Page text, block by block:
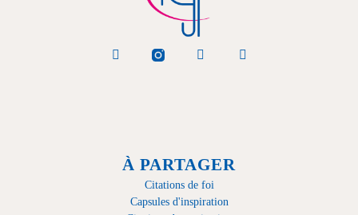
À PARTAGER
Citations de foi
Capsules d'inspiration